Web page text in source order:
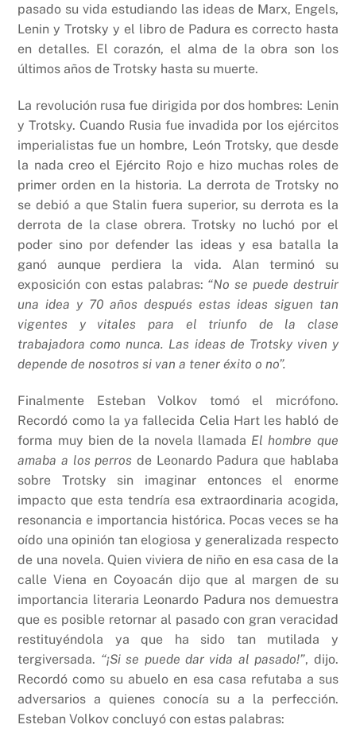
pasado su vida estudiando las ideas de Marx, Engels,
Lenin y Trotsky y el libro de Padura es correcto hasta
en detalles. El corazón, el alma de la obra son los
últimos años de Trotsky hasta su muerte.
La revolución rusa fue dirigida por dos hombres: Lenin
y Trotsky. Cuando Rusia fue invadida por los ejércitos
imperialistas fue un hombre, León Trotsky, que desde
la nada creo el Ejército Rojo e hizo muchas roles de
primer orden en la historia. La derrota de Trotsky no
se debió a que Stalin fuera superior, su derrota es la
derrota de la clase obrera. Trotsky no luchó por el
poder sino por defender las ideas y esa batalla la
ganó aunque perdiera la vida. Alan terminó su
exposición con estas palabras: “No se puede destruir
una idea y 70 años después estas ideas siguen tan
vigentes y vitales para el triunfo de la clase
trabajadora como nunca. Las ideas de Trotsky viven y
depende de nosotros si van a tener éxito o no”.
Finalmente Esteban Volkov tomó el micrófono.
Recordó como la ya fallecida Celia Hart les habló de
forma muy bien de la novela llamada El hombre que
amaba a los perros de Leonardo Padura que hablaba
sobre Trotsky sin imaginar entonces el enorme
impacto que esta tendría esa extraordinaria acogida,
resonancia e importancia histórica. Pocas veces se ha
oído una opinión tan elogiosa y generalizada respecto
de una novela. Quien viviera de niño en esa casa de la
calle Viena en Coyoacán dijo que al margen de su
importancia literaria Leonardo Padura nos demuestra
que es posible retornar al pasado con gran veracidad
restituyéndola ya que ha sido tan mutilada y
tergiversada. “¡Si se puede dar vida al pasado!”, dijo.
Recordó como su abuelo en esa casa refutaba a sus
adversarios a quienes conocía su a la perfección.
Esteban Volkov concluyó con estas palabras: